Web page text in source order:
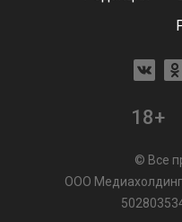
18+
© Все
ООО